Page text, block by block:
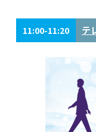
11:00-11:20 テ